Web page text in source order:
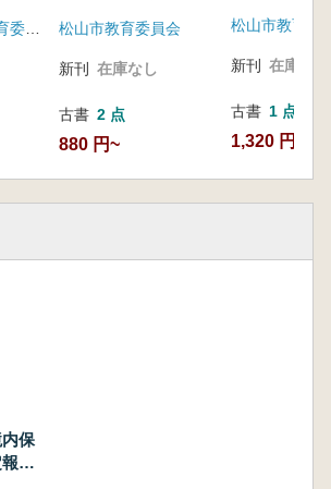
松山市教育委員会
新刊 在庫なし
古書 2 点
880 円~
新刊 在庫なし
古書 1 点
1,320 円
保
告